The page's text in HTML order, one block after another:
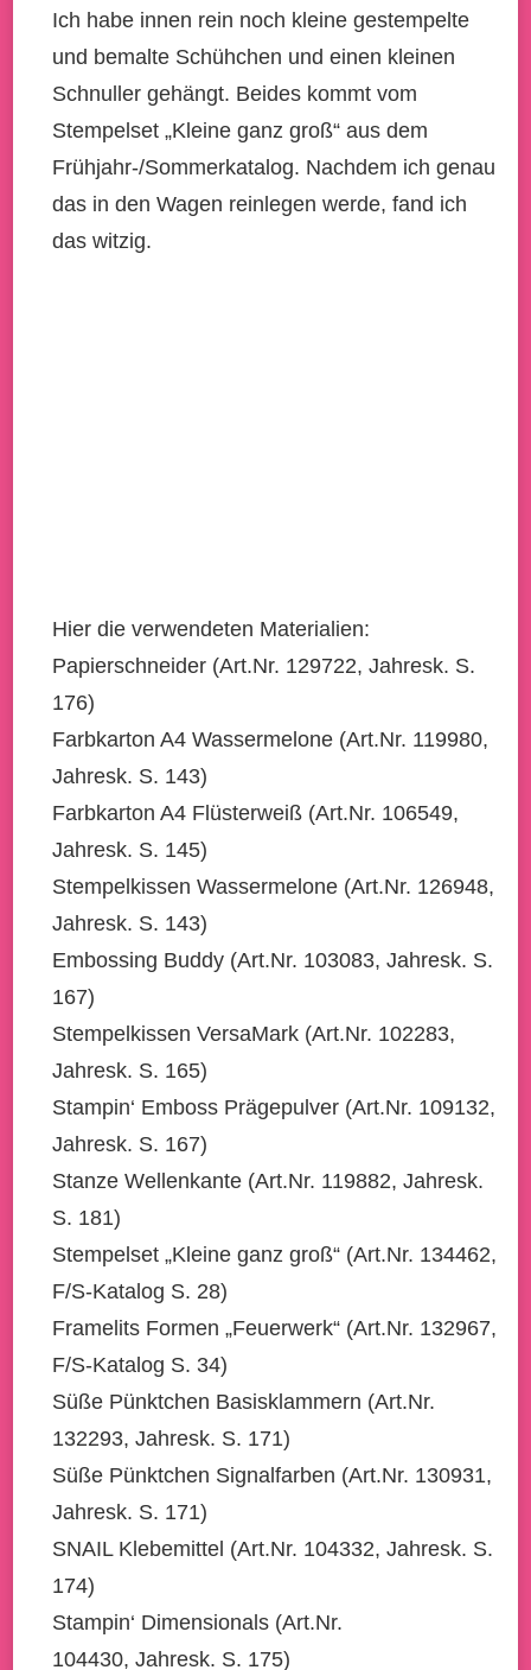
Ich habe innen rein noch kleine gestempelte
und bemalte Schühchen und einen kleinen
Schnuller gehängt. Beides kommt vom
Stempelset „Kleine ganz groß“ aus dem
Frühjahr-/Sommerkatalog. Nachdem ich genau
das in den Wagen reinlegen werde, fand ich
das witzig.
Hier die verwendeten Materialien:
Papierschneider (Art.Nr. 129722, Jahresk. S.
176)
Farbkarton A4 Wassermelone (Art.Nr. 119980,
Jahresk. S. 143)
Farbkarton A4 Flüsterweiß (Art.Nr. 106549,
Jahresk. S. 145)
Stempelkissen Wassermelone (Art.Nr. 126948,
Jahresk. S. 143)
Embossing Buddy (Art.Nr. 103083, Jahresk. S.
167)
Stempelkissen VersaMark (Art.Nr. 102283,
Jahresk. S. 165)
Stampin‘ Emboss Prägepulver (Art.Nr. 109132,
Jahresk. S. 167)
Stanze Wellenkante (Art.Nr. 119882, Jahresk.
S. 181)
Stempelset „Kleine ganz groß“ (Art.Nr. 134462,
F/S-Katalog S. 28)
Framelits Formen „Feuerwerk“ (Art.Nr. 132967,
F/S-Katalog S. 34)
Süße Pünktchen Basisklammern (Art.Nr.
132293, Jahresk. S. 171)
Süße Pünktchen Signalfarben (Art.Nr. 130931,
Jahresk. S. 171)
SNAIL Klebemittel (Art.Nr. 104332, Jahresk. S.
174)
Stampin‘ Dimensionals (Art.Nr.
104430, Jahresk. S. 175)